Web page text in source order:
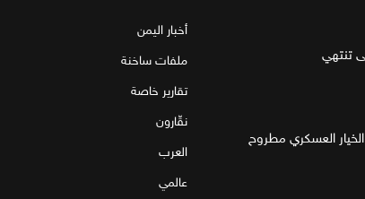
تنتهي
العسكري مطروح
أخبار اليمن
ملفات ساخنة
تقارير خاصة
نقّارون
العرب
عالمي